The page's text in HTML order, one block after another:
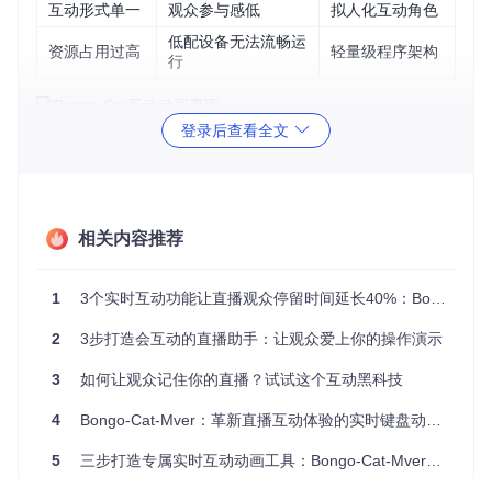
互动形式单一
观众参与感低 拟人化互动角色
资源占用过高
低配设备无法流畅运
行
轻量级程序架构
【方案解析：Bongo-Cat-Mver的创新突破】
咪会随着你的操作做出实时反应，将抽象的按键动作转化为直
观有趣的动画表演。
核心技术架构
双模式设计：日常模式专注效率，创作模式强调表现力
Live2D技术支持：实现流畅自然的角色动画效果
[!TIP] Live2D技术就像是给静态图片赋予了"关节"，让猫咪
力和真实感。
登录后查看全文
相关内容推荐
1 3个实时互动功能让直播观众停留时间延长40%：Bongo-Cat-Mver使用指南
2 3步打造会互动的直播助手：让观众爱上你的操作演示
3 如何让观众记住你的直播？试试这个互动黑科技
4 Bongo-Cat-Mver：革新直播互动体验的实时键盘动画工具
5 三步打造专属实时互动动画工具：Bongo-Cat-Mver全攻略